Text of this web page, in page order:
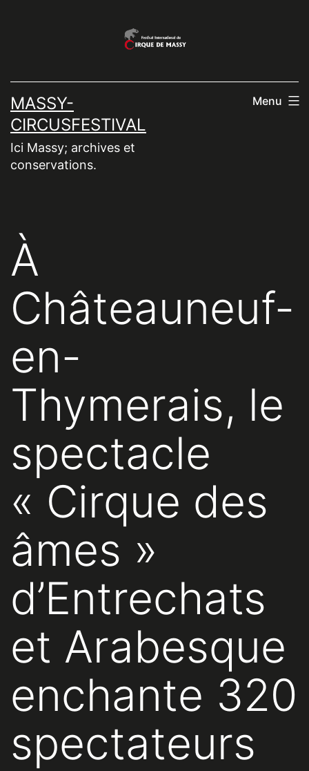
MASSY-
CIRCUSFESTIVAL
Ici Massy; archives et
conservations.
Menu
À
Châteauneuf-
en-
Thymerais, le
spectacle
« Cirque des
âmes »
d’Entrechats
et Arabesque
enchante 320
spectateurs